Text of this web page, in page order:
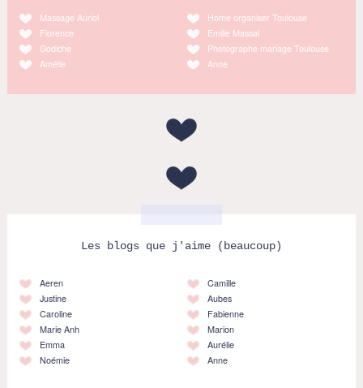
Massage Auriol
Florence
Godiche
Amélie
Home organiser Toulouse
Emilie Massal
Photographe mariage Toulouse
Anne
Les blogs que j'aime (beaucoup)
Aeren
Justine
Caroline
Marie Anh
Emma
Noémie
Camille
Aubes
Fabienne
Marion
Aurélie
Anne